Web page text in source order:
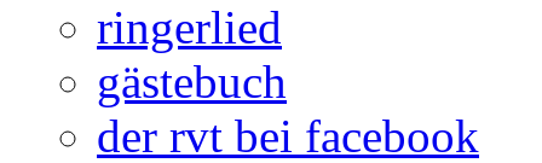
ringerlied
gästebuch
der rvt bei facebook